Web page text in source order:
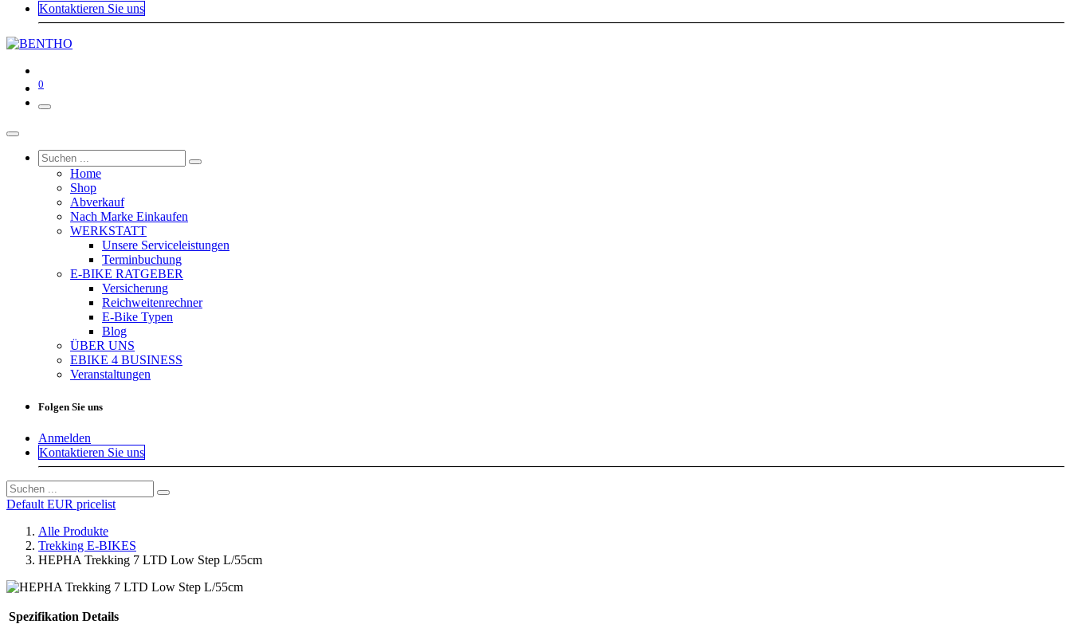
Kontaktieren Sie uns
0
Home
Shop
Abverkauf
Nach Marke Einkaufen
WERKSTATT
Unsere Serviceleistungen
Terminbuchung
E-BIKE RATGEBER
Versicherung
Reichweitenrechner
E-Bike Typen
Blog
ÜBER UNS
EBIKE 4 BUSINESS
Veranstaltungen
Folgen Sie uns
Anmelden
Kontaktieren Sie uns
Default EUR pricelist
Alle Produkte
Trekking E-BIKES
HEPHA Trekking 7 LTD Low Step L/55cm
Spezifikation Details